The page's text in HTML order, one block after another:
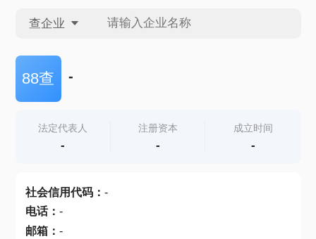
查企业
查企业
查产地
88查 -
法定代表人
-
注册资本
-
成立时间
-
社会信用代码： -
电话： -
邮箱： -